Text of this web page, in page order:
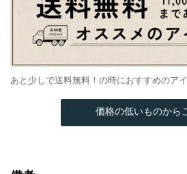
あと少しで送料無料！の時におすすめのア
価格の低いものから